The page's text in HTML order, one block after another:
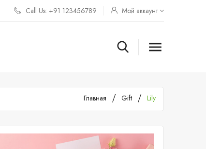
Call Us: +91 123456789 Мой аккаунт

Главная Gift Lily